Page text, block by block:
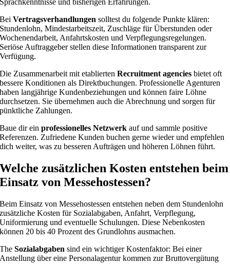
BeiVertragsverhandlungen solltest du folgende Punkte klären:
Stundenlohn, Mindestarbeitszeit, Zuschläge für Überstunden oder
Wochenendarbeit, Anfahrtskosten und Verpflegungsregelungen.
Seriöse Auftraggeber stellen diese Informationen transparent zur
Verfügung.
Die Zusammenarbeit mit etabliertenRecruitment agencies bietet oft
bessere Konditionen als Direktbuchungen. Professionelle Agenturen
haben langjährige Kundenbeziehungen und können faire Löhne
durchsetzen. Sie übernehmen auch die Abrechnung und sorgen für
pünktliche Zahlungen.
Baue dir einprofessionelles Netzwerk auf und sammle positive
Referenzen. Zufriedene Kunden buchen gerne wieder und empfehlen
dich weiter, was zu besseren Aufträgen und höheren Löhnen führt.
Welche zusätzlichen Kosten entstehen beim
Einsatz von Messehostessen?
Beim Einsatz von Messehostessen entstehen neben dem Stundenlohn
zusätzliche Kosten für Sozialabgaben, Anfahrt, Verpflegung,
Uniformierung und eventuelle Schulungen. Diese Nebenkosten
können 20 bis 40 Prozent des Grundlohns ausmachen.
TheSozialabgaben sind ein wichtiger Kostenfaktor: Bei einer
Anstellung über eine Personalagentur kommen zur Bruttovergütung